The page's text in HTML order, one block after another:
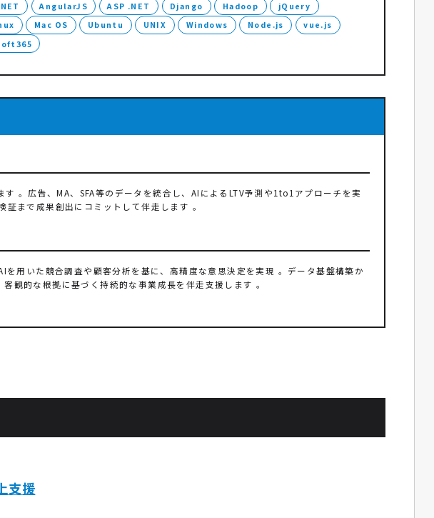
AngularJS ASP .NET Django Hadoop
jQuery
Mac OS Ubuntu UNIX Windows Node.js
vue.js
。広告、MA、SFA等のデータを統合し、AIによるLTV予測や1to1アプローチを実
まで成果創出にコミットして伴走します 。
用いた競合調査や顧客分析を基に、高精度な意思決定を実現 。データ基盤構築か
観的な根拠に基づく持続的な事業成長を伴走支援します 。
支援